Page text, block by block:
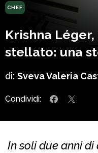
CHEF
Krishna
stellato: una
di: Sveva Valeria
Condividi:
In soli due anni